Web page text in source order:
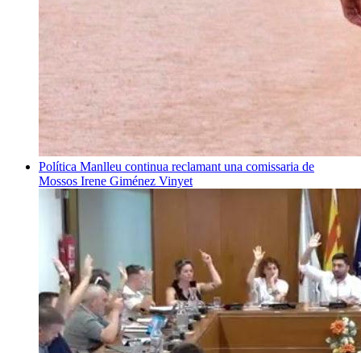
Política Manlleu continua reclamant una comissaria de
Mossos Irene Giménez Vinyet